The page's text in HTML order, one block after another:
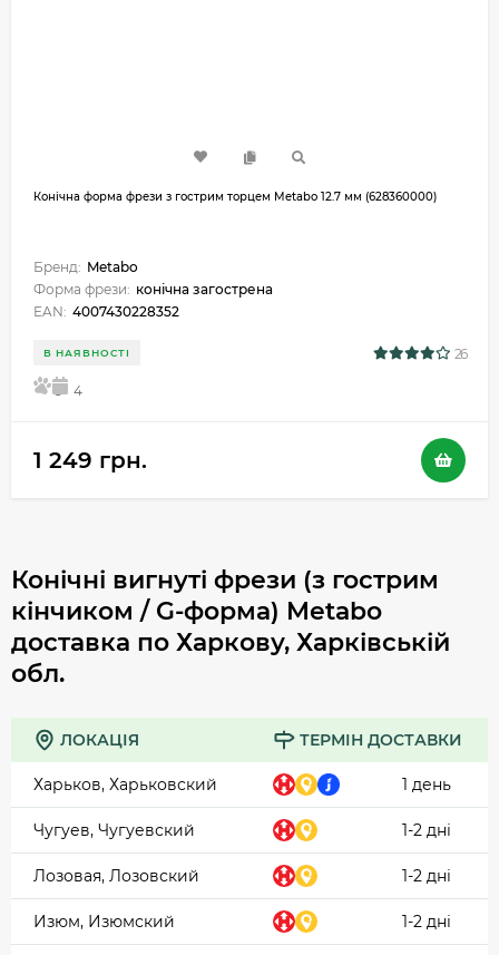
Конічна форма фрези з гострим торцем Metabo 12.7 мм (628360000)
Бренд: Metabo
Форма фрези: конічна загострена
EAN: 4007430228352
В НАЯВНОСТІ 26
5 4
1 249 грн.
Конічні вигнуті фрези (з гострим
кінчиком / G-форма) Metabo
доставка по Харкову, Харківській
обл.
ЛОКАЦІЯ ТЕРМІН ДОСТАВКИ
Харьков, Харьковский 1 день
Чугуев, Чугуевский 1-2 дні
Лозовая, Лозовский 1-2 дні
Изюм, Изюмский 1-2 дні